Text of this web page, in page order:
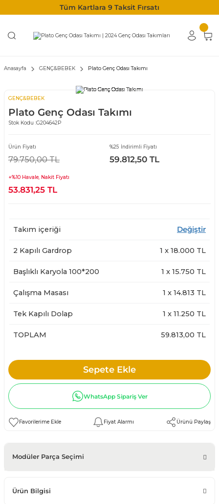
Tüm Kartlara 9 Taksit Fırsatı
Anasayfa GENÇ&BEBEK Plato Genç Odası Takımı
GENÇ&BEBEK
Plato Genç Odası Takımı
Stok Kodu :G204642P
Ürün Fiyatı
79.750,00 TL
%25 İndirimli Fiyatı
59.812,50 TL
+%10 Havale, Nakit Fiyatı
53.831,25 TL
Takım içeriği Değiştir
2 Kapılı Gardrop 1 x 18.000 TL
Başlıklı Karyola 100*200 1 x 15.750 TL
Çalışma Masası 1 x 14.813 TL
Tek Kapılı Dolap 1 x 11.250 TL
TOPLAM 59.813,00 TL
Sepete Ekle
WhatsApp Sipariş Ver
Fiyat Alarmı Ürünü Paylaş
Modüler Parça Seçimi
Ürün Bilgisi